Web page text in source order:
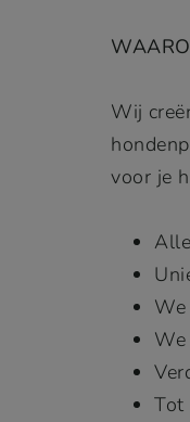
Wij
voor je
We
Tot